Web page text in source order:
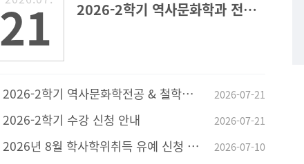
21 2026-2학기 역사문화학과 전공과목 수강 안내
2026-07-21
2026-2학기 역사문화학전공 & 철학상담학전공 전공공통과목 지정 안내
2026-07-21
2026-2학기 수강 신청 안내
2026-07-10
2026년 8월 학사학위취득 유예 신청 안내